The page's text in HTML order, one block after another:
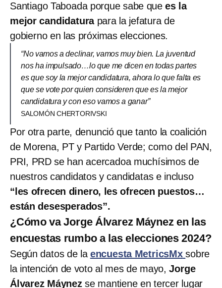
Santiago Taboada porque sabe quees la
mejor candidatura para la jefatura de
gobierno en las próximas elecciones.
“No vamos a declinar, vamos muy bien. La juventud
nos ha impulsado…lo que me dicen en todas partes
es que soy la mejor candidatura, ahora lo que falta es
que se vote por quien consideren que es la mejor
candidatura y con eso vamos a ganar”
SALOMÓN CHERTORIVSKI
Por otra parte, denunció que tanto la coalición
de Morena, PT y Partido Verde; como del PAN,
PRI, PRD se han acercadoa muchísimos de
nuestros candidatos y candidatas e incluso
“les ofrecen dinero, les ofrecen puestos…
están desesperados”.
¿Cómo va Jorge Álvarez Máynez en las
encuestas rumbo a las elecciones 2024?
Según datos de laencuesta MetricsMx sobre
la intención de voto al mes de mayo,Jorge
Álvarez Máynezse mantiene en tercer lugar